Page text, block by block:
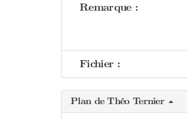
Remarque :
Fichier :
Plan de Théo Ternier